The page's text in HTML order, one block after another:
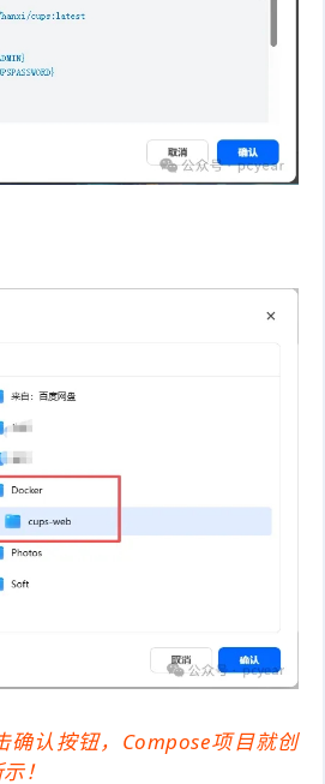
确认按钮，Compose项目就创
！